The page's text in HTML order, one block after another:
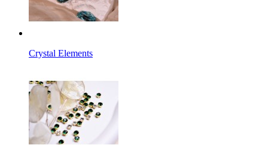
Crystal Elements